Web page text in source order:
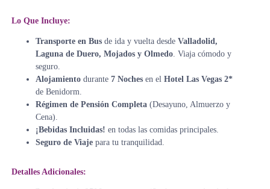
Lo Que Incluye:
Transporte en Busde ida y vuelta desde Valladolid,
Laguna de Duero, Mojados y Olmedo. Viaja cómodo y
seguro.
Alojamientodurante 7 Nochesen el Hotel Las Vegas 2*
de Benidorm.
Régimen de Pensión Completa(Desayuno, Almuerzo y
Cena).
¡Bebidas Incluidas! en todas las comidas principales.
Seguro de Viajepara tu tranquilidad.
Detalles Adicionales: